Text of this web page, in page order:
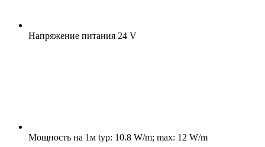
Напряжение питания 24 V
Мощность на 1м typ: 10.8 W/m; max: 12 W/m